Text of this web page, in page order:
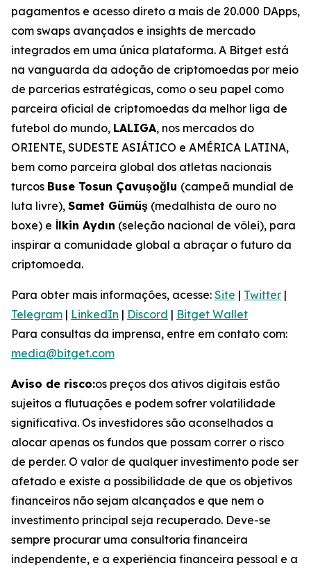
pagamentos e acesso direto a mais de 20.000 DApps,
com swaps avançados e insights de mercado
integrados em uma única plataforma. A Bitget está
na vanguarda da adoção de criptomoedas por meio
de parcerias estratégicas, como o seu papel como
parceira oficial de criptomoedas da melhor liga de
futebol do mundo, LALIGA, nos mercados do
ORIENTE, SUDESTE ASIÁTICO e AMÉRICA LATINA,
bem como parceira global dos atletas nacionais
turcos Buse Tosun Çavuşoğlu (campeã mundial de
luta livre), Samet Gümüş (medalhista de ouro no
boxe) e İlkin Aydın (seleção nacional de vôlei), para
inspirar a comunidade global a abraçar o futuro da
criptomoeda.
Para obter mais informações, acesse: Site | Twitter |
Telegram | LinkedIn | Discord | Bitget Wallet
Para consultas da imprensa, entre em contato com:
media@bitget.com
Aviso de risco:os preços dos ativos digitais estão
sujeitos a flutuações e podem sofrer volatilidade
significativa. Os investidores são aconselhados a
alocar apenas os fundos que possam correr o risco
de perder. O valor de qualquer investimento pode ser
afetado e existe a possibilidade de que os objetivos
financeiros não sejam alcançados e que nem o
investimento principal seja recuperado. Deve-se
sempre procurar uma consultoria financeira
independente, e a experiência financeira pessoal e a